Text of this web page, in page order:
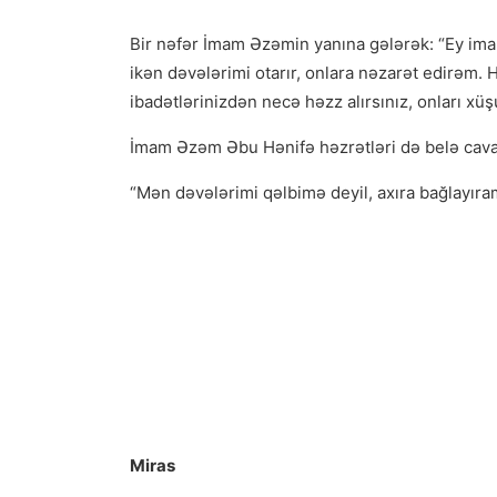
Bir nəfər İmam Əzəmin yanına gələrək: “Ey
ikən dəvələrimi otarır, onlara nəzarət edirəm.
ibadətlərinizdən necə həzz alırsınız, onları
İmam Əzəm Əbu Hənifə həzrətləri də belə
“Mən dəvələrimi qəlbimə deyil, axıra
Miras